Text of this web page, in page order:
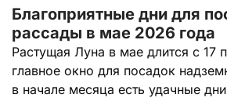
Благоприятные дни для
рассады в мае 2026 года
Растущая Луна в мае длится с 17
главное окно для посадок
в начале месяца есть удачные